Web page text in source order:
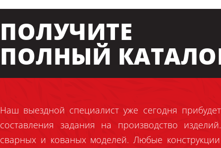
ПОЛУЧИТЕ
ПОЛНЫЙ
Наш выездной специалист уже сегодня
составления задания на производство
сварных и кованых моделей. Любые